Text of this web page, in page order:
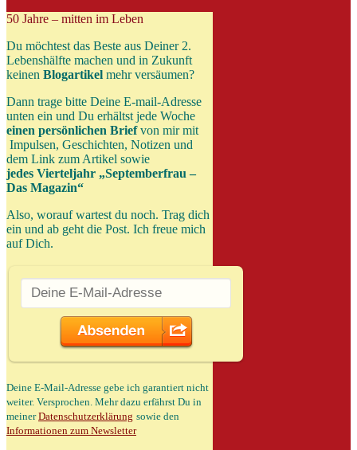
50 Jahre – mitten im Leben
Du möchtest das Beste aus Deiner 2.
Lebenshälfte machen und in Zukunft
keinen Blogartikel mehr versäumen?
Dann trage bitte Deine E-mail-Adresse
unten ein und Du erhältst jede Woche
einen persönlichen Briefvon mirmit
Impulsen, Geschichten, Notizen und
dem Link zum Artikel sowie
jedes Vierteljahr „Septemberfrau –
Das Magazin“
Also, worauf wartest du noch. Trag dich
ein und ab geht die Post. Ich freue mich
auf Dich.
Deine E-Mail-Adresse gebe ich garantiert nicht
weiter. Versprochen. Mehr dazu erfährst Du in
meinerDatenschutzerklärung sowie den
Informationen zum Newsletter